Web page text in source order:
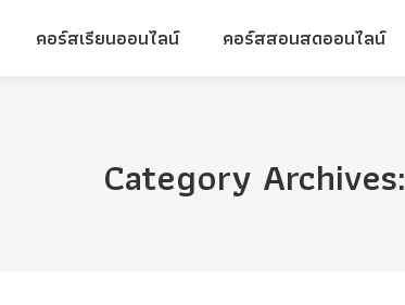
คอร์สเรียนออนไลน์ คอร์สสอนสดออนไลน์
Category Archives:
คอร์สเรียนออนไลน์ คอร์สสอนสดออนไลน์